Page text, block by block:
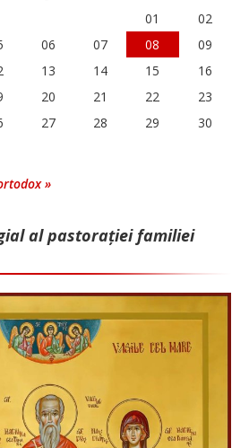
01
02
06 07 08
09
13 14 15
16
20 21 22
23
27 28 29
30
»
al pastorației familiei